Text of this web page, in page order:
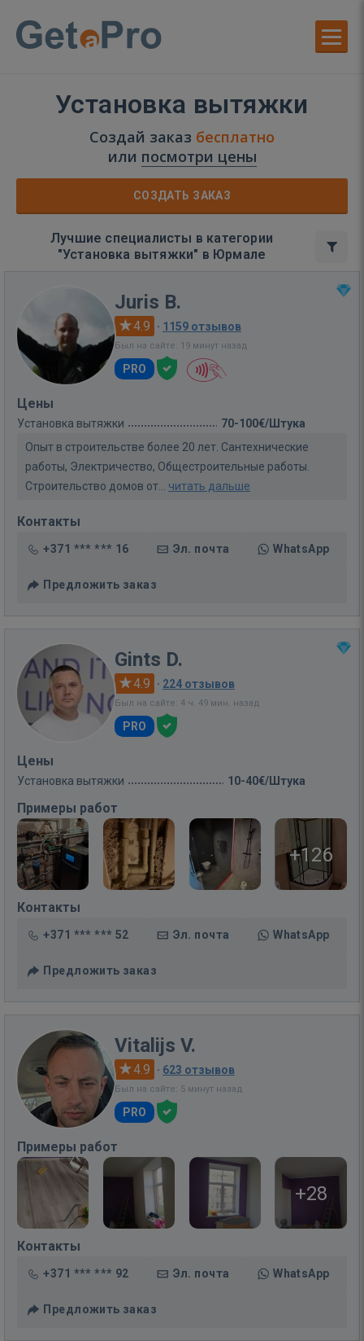
Установка вытяжки
Создай заказ бесплатно
или посмотри цены
СОЗДАТЬ ЗАКАЗ
Лучшие специалисты в категории
"Установка вытяжки" в Юрмале
Juris B.
4.9 · 1159 отзывов
Был на сайте: 19 минут назад
PRO
Цены
Установка вытяжки
70-100€/Штука
Опыт в строительстве более 20 лет. Сантехнические
работы, Электричество, Общестроительные работы.
Строительство домов от... читать дальше
Контакты
+371 *** *** 16 Эл. почта WhatsApp
Предложить заказ
Gints D.
4.9 · 224 отзывов
Был на сайте: 4 ч. 49 мин. назад
PRO
Цены
Установка вытяжки 10-40€/Штука
Примеры работ
+126
Контакты
+371 *** *** 52 Эл. почта WhatsApp
Предложить заказ
Vitalijs V.
4.9 · 623 отзывов
Был на сайте: 5 минут назад
PRO
Примеры работ
+28
Контакты
+371 *** *** 92 Эл. почта WhatsApp
Предложить заказ